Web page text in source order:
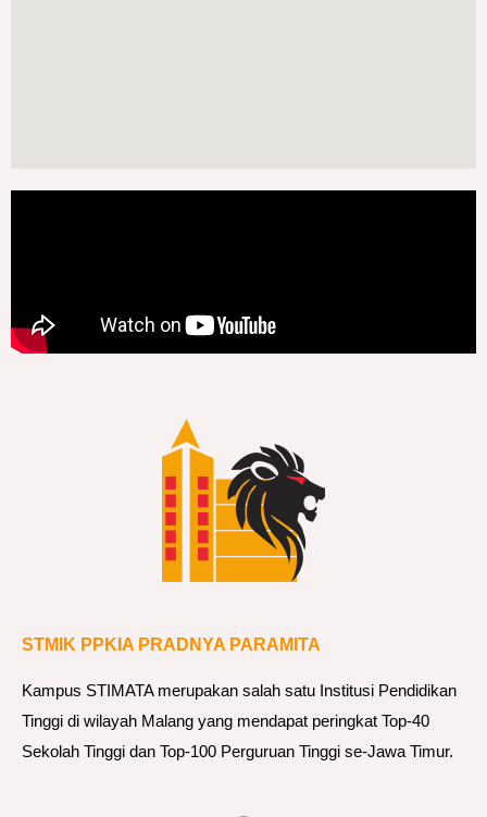
STMIK PPKIA PRADNYA PARAMITA
Kampus STIMATA merupakan salah satu Institusi Pendidikan
Tinggi di wilayah Malang yang mendapat peringkat Top-40
Sekolah Tinggi dan Top-100 Perguruan Tinggi se-Jawa Timur.